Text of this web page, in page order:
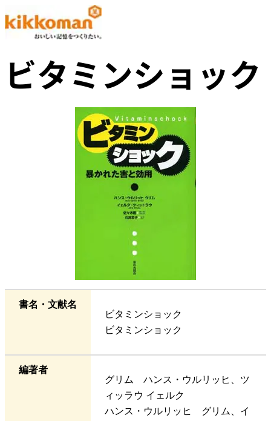
ビタミンショック
書名・文献名
ビタミンショック
ビタミンショック
編著者
グリム ハンス・ウルリッヒ、ツ
ィッラウ イェルク
ハンス・ウルリッヒ グリム、イ